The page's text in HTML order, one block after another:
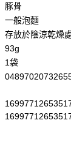
豚骨
一般泡麵
存放於陰涼乾燥
93g
1袋